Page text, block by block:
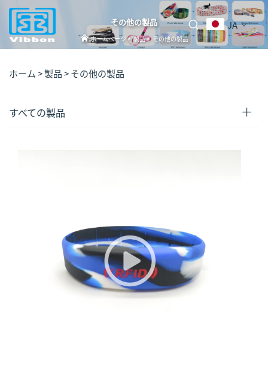
JA
その他の製品
ホームページ>製品> その他の製品
ホーム >製品>その他の製品
すべての製品